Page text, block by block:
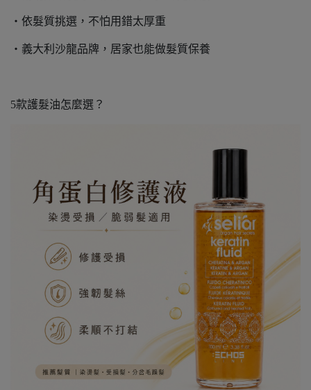
・依髮質挑選，不怕用錯太厚重
・義大利沙龍品牌，居家也能做髮質保養
5款護髮油怎麼選？